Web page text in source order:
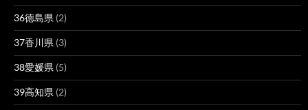
36徳島県 (2)
37香川県 (3)
38愛媛県 (5)
39高知県 (2)